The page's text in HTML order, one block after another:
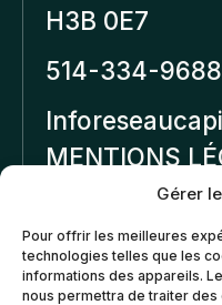
Gérer
Pour offrir les meilleures
technologies telles que les
informations des appareils.
nous permettra de traiter
H3B 0E7
514-334-9688
MENTIONS
Politique de
confidentialité
Politiques